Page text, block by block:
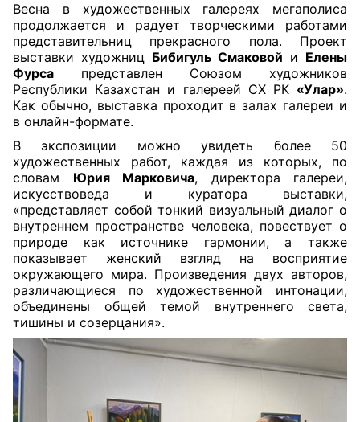
Весна в художественных галереях мегаполиса
продолжается и радует творческими работами
представительниц прекрасного пола. Проект
выставки художниц Бибигуль Смаковой и Елены
Фурса представлен Союзом художников
Республики Казахстан и галереей СХ РК «Улар».
Как обычно, выставка проходит в залах галереи и
в онлайн-формате.
В экспозиции можно увидеть более 50
художественных работ, каждая из которых, по
словам Юрия Марковича, директора галереи,
искусствоведа и куратора выставки,
«представляет собой тонкий визуальный диалог о
внутреннем пространстве человека, повествует о
природе как источнике гармонии, а также
показывает женский взгляд на восприятие
окружающего мира. Произведения двух авторов,
различающиеся по художественной интонации,
объединены общей темой внутреннего света,
тишины и созерцания».